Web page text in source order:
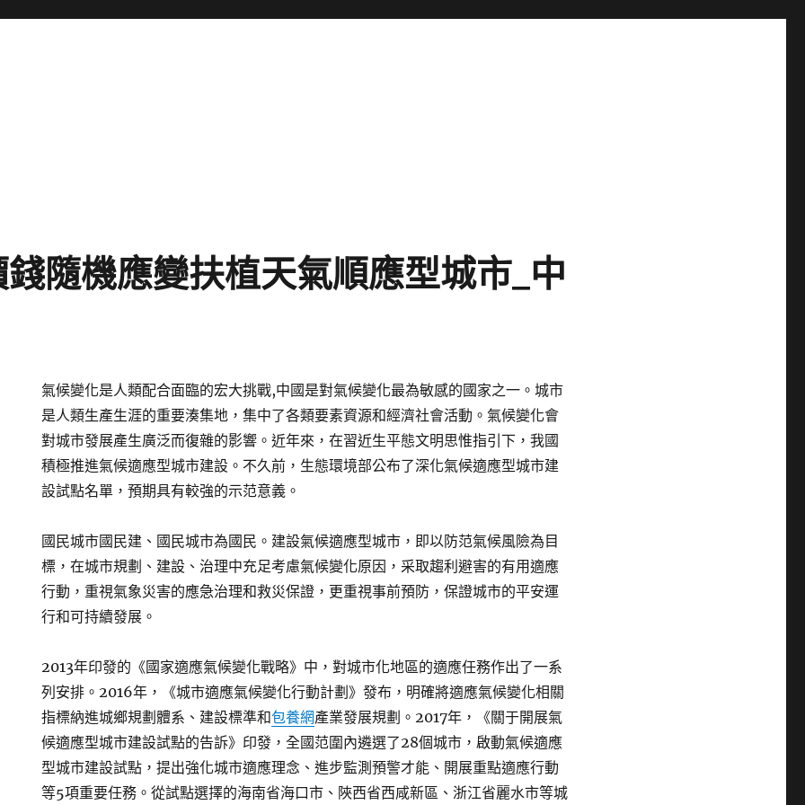
隨機應變扶植天氣順應型城市_中
氣候變化是人類配合面臨的宏大挑戰,中國是對氣候變化最為敏感的國家之一。城市
是人類生產生涯的重要湊集地，集中了各類要素資源和經濟社會活動。氣候變化會
對城市發展產生廣泛而復雜的影響。近年來，在習近生平態文明思惟指引下，我國
積極推進氣候適應型城市建設。不久前，生態環境部公布了深化氣候適應型城市建
設試點名單，預期具有較強的示范意義。
國民城市國民建、國民城市為國民。建設氣候適應型城市，即以防范氣候風險為目
標，在城市規劃、建設、治理中充足考慮氣候變化原因，采取趨利避害的有用適應
行動，重視氣象災害的應急治理和救災保證，更重視事前預防，保證城市的平安運
行和可持續發展。
2013年印發的《國家適應氣候變化戰略》中，對城市化地區的適應任務作出了一系
列安排。2016年，《城市適應氣候變化行動計劃》發布，明確將適應氣候變化相關
指標納進城鄉規劃體系、建設標準和包養網產業發展規劃。2017年，《關于開展氣
候適應型城市建設試點的告訴》印發，全國范圍內遴選了28個城市，啟動氣候適應
型城市建設試點，提出強化城市適應理念、進步監測預警才能、開展重點適應行動
等5項重要任務。從試點選擇的海南省海口市、陜西省西咸新區、浙江省麗水市等城